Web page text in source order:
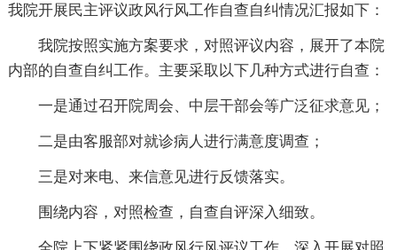
我院开展民主评议政风行风工作自查自纠情况汇报如下：
我院按照实施方案要求，对照评议内容，展开了本院
内部的自查自纠工作。主要采取以下几种方式进行自查：
一是通过召开院周会、中层干部会等广泛征求意见；
二是由客服部对就诊病人进行满意度调查；
三是对来电、来信意见进行反馈落实。
围绕内容，对照检查，自查自评深入细致。